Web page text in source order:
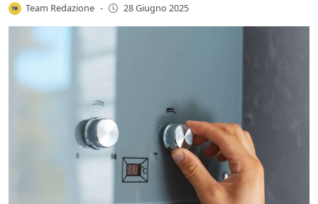
Team Redazione - 28 Giugno 2025